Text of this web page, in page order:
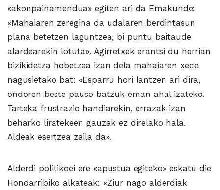
«akonpainamendua» egiten ari da Emakunde:
«Mahaiaren zeregina da udalaren berdintasun
plana betetzen laguntzea, bi puntu baitaude
alardearekin lotuta». Agirretxek erantsi du herrian
bizikidetza hobetzea izan dela mahaiaren xede
nagusietako bat: «Esparru hori lantzen ari dira,
ondoren beste pauso batzuk eman ahal izateko.
Tarteka frustrazio handiarekin, errazak izan
beharko liratekeen gauzak ez direlako hala.
Aldeak esertzea zaila da».
Alderdi politikoei ere «apustua egiteko» eskatu die
Hondarribiko alkateak: «Ziur nago alderdiak